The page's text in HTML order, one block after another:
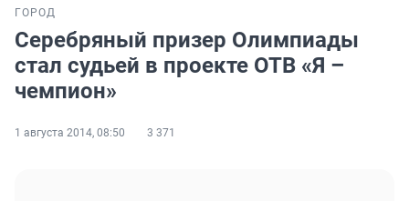
ГОРОД
Серебряный призер Олимпиады
стал судьей в проекте ОТВ «Я –
чемпион»
1 августа 2014, 08:50 3 371